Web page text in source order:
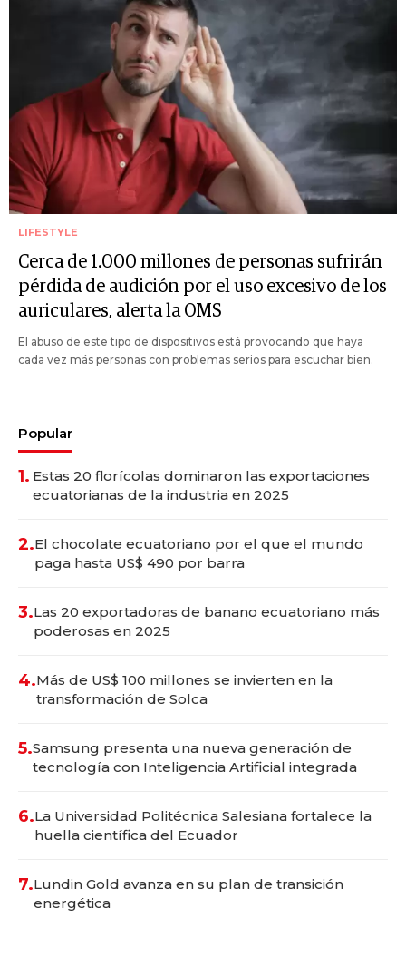
LIFESTYLE
Cerca de 1.000 millones de personas sufrirán
pérdida de audición por el uso excesivo de los
auriculares, alerta la OMS
El abuso de este tipo de dispositivos está provocando que haya
cada vez más personas con problemas serios para escuchar bien.
Popular
1. Estas 20 florícolas dominaron las exportaciones
ecuatorianas de la industria en 2025
2.El chocolate ecuatoriano por el que el mundo
paga hasta US$ 490 por barra
3.Las 20 exportadoras de banano ecuatoriano más
poderosas en 2025
4.Más de US$ 100 millones se invierten en la
transformación de Solca
5.Samsung presenta una nueva generación de
tecnología con Inteligencia Artificial integrada
6.La Universidad Politécnica Salesiana fortalece la
huella científica del Ecuador
7.Lundin Gold avanza en su plan de transición
energética